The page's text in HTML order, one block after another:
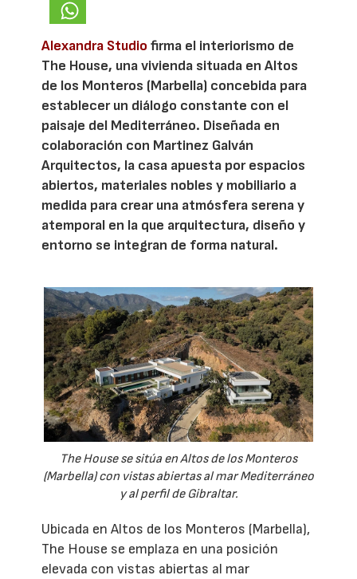
Alexandra Studio firma el interiorismo de
The House, una vivienda situada en Altos
de los Monteros (Marbella) concebida para
establecer un diálogo constante con el
paisaje del Mediterráneo. Diseñada en
colaboración con Martinez Galván
Arquitectos, la casa apuesta por espacios
abiertos, materiales nobles y mobiliario a
medida para crear una atmósfera serena y
atemporal en la que arquitectura, diseño y
entorno se integran de forma natural.
The House se sitúa en Altos de los Monteros
(Marbella) con vistas abiertas al mar Mediterráneo
y al perfil de Gibraltar.
Ubicada en Altos de los Monteros (Marbella),
The House se emplaza en una posición
elevada con vistas abiertas al mar